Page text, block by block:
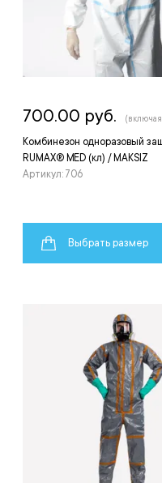
Комбинезон одноразовый
RUMAX® MED (кл) / MAKSIZ
Артикул: 706
700.00 руб.
Выбрать размер